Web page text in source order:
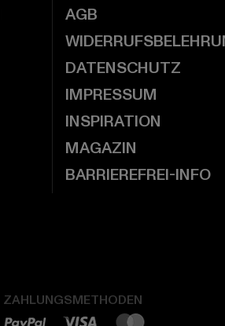
AGB
DATENSCHUTZ
IMPRESSUM
INSPIRATION
MAGAZIN
BARRIEREFREI-INFO
ZAHLUNGSMETHODEN